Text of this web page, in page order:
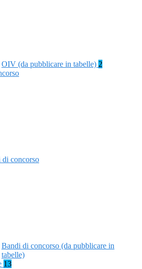
OIV (da pubblicare in tabelle) 2
di concorso
Bandi di concorso (da pubblicare in
tabelle)
13